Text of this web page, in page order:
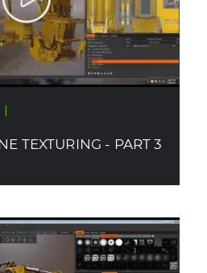
TEXTURING - PART 3